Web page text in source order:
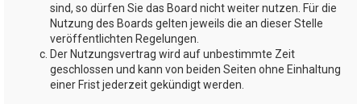
sind, so dürfen Sie das Board nicht weiter nutzen. Für die
Nutzung des Boards gelten jeweils die an dieser Stelle
veröffentlichten Regelungen.
Der Nutzungsvertrag wird auf unbestimmte Zeit
geschlossen und kann von beiden Seiten ohne Einhaltung
einer Frist jederzeit gekündigt werden.